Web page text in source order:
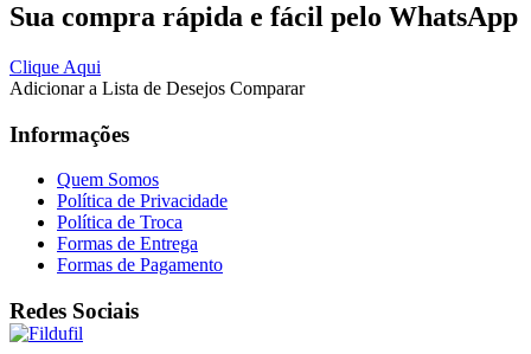
Sua compra rápida e fácil pelo WhatsApp
Clique Aqui
Adicionar a Lista de Desejos Comparar
Informações
Quem Somos
Política de Privacidade
Política de Troca
Formas de Entrega
Formas de Pagamento
Redes Sociais